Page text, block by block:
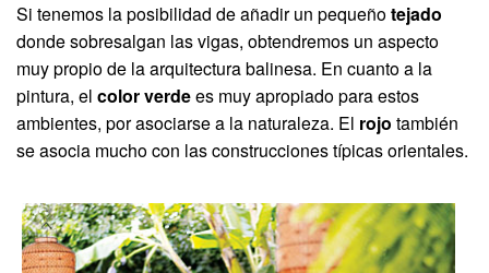
Si tenemos la posibilidad de añadir un pequeño tejado
donde sobresalgan las vigas, obtendremos un aspecto
muy propio de la arquitectura balinesa. En cuanto a la
pintura, el color verdees muy apropiado para estos
ambientes, por asociarse a la naturaleza. El rojo también
se asocia mucho con las construcciones típicas orientales.